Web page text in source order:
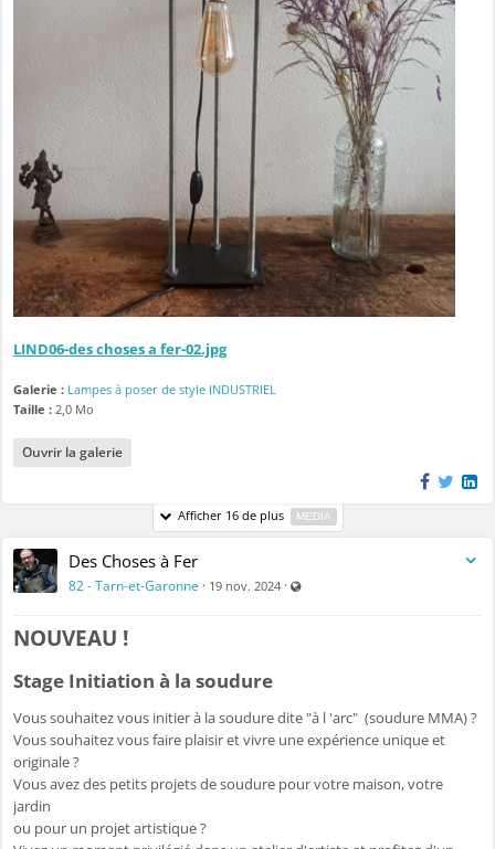
LIND06-des choses a fer-02.jpg
Galerie : Lampes à poser de style INDUSTRIEL
Taille : 2,0 Mo
Ouvrir la galerie
Afficher 16 de plus MEDIA
Des Choses à Fer
82 - Tarn-et-Garonne · 19 nov. 2024 ·
NOUVEAU !
Stage Initiation à la soudure
Vous souhaitez vous initier à la soudure dite "à l 'arc" (soudure MMA) ?
Vous souhaitez vous faire plaisir et vivre une expérience unique et
originale ?
Vous avez des petits projets de soudure pour votre maison, votre
jardin
ou pour un projet artistique ?